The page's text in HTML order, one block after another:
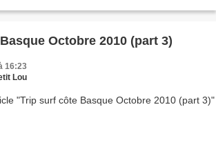
Octobre 2010 (part 3)
16:23
Lou